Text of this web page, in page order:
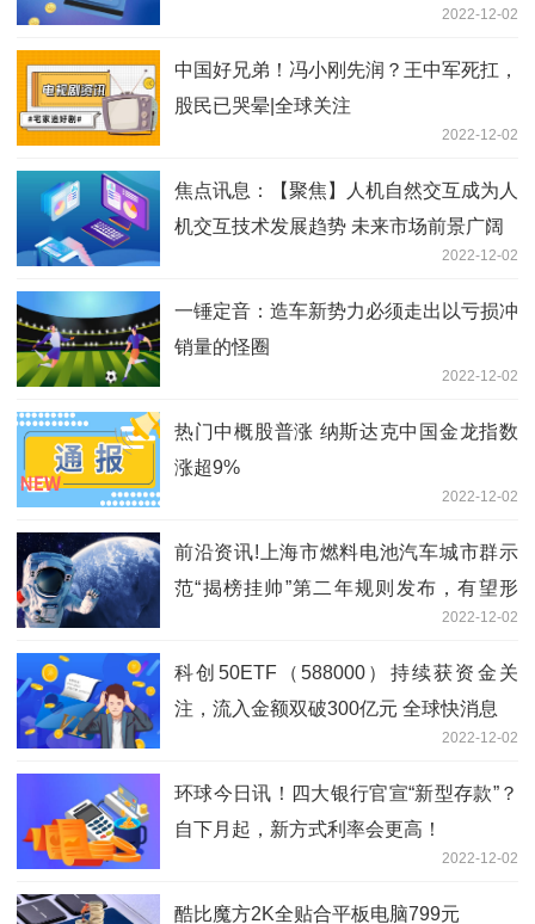
2022-12-02
中国好兄弟！冯小刚先润？王中军死扛，
股民已哭晕|全球关注
2022-12-02
焦点讯息：【聚焦】人机自然交互成为人
机交互技术发展趋势 未来市场前景广阔
2022-12-02
一锤定音：造车新势力必须走出以亏损冲
销量的怪圈
2022-12-02
热门中概股普涨 纳斯达克中国金龙指数
涨超9%
2022-12-02
前沿资讯!上海市燃料电池汽车城市群示
范“揭榜挂帅”第二年规则发布，有望形
2022-12-02
科创50ETF（588000）持续获资金关
注，流入金额双破300亿元 全球快消息
2022-12-02
环球今日讯！四大银行官宣“新型存款”？
自下月起，新方式利率会更高！
2022-12-02
酷比魔方2K全贴合平板电脑799元